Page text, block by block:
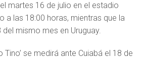
martes 16 de julio en el estadio
a las 18:00 horas, mientras que la
mismo mes en Uruguay.
Tino’ se medirá ante Cuiabá el 18 de